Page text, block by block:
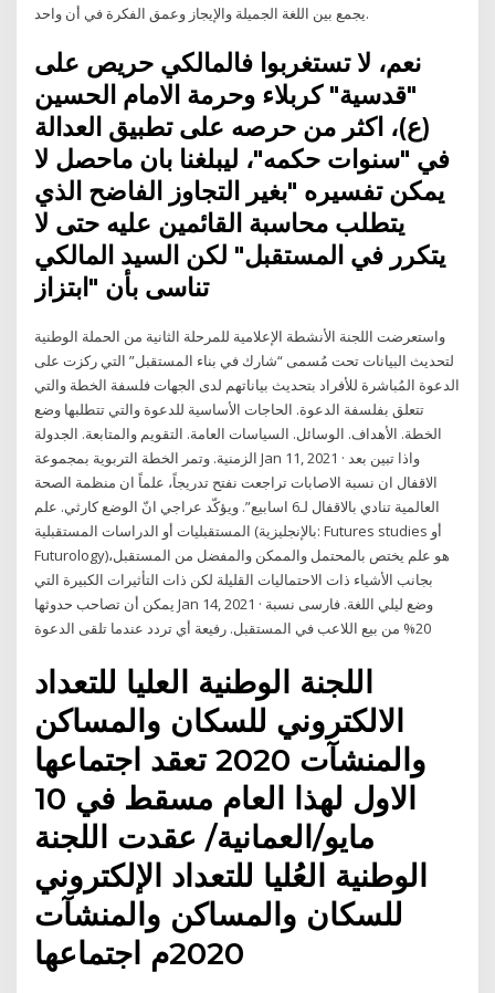
يجمع بين اللغة الجميلة والإيجاز وعمق الفكرة في أن واحد.
نعم، لا تستغربوا فالمالكي حريص على
"قدسية" كربلاء وحرمة الامام الحسين
(ع)، اكثر من حرصه على تطبيق العدالة
في "سنوات حكمه"، ليبلغنا بان ماحصل لا
يمكن تفسيره "بغير التجاوز الفاضح الذي
يتطلب محاسبة القائمين عليه حتى لا
يتكرر في المستقبل" لكن السيد المالكي
تناسى بأن "ابتزاز
واستعرضت اللجنة الأنشطة الإعلامية للمرحلة الثانية من الحملة الوطنية
لتحديث البيانات تحت مُسمى “شارك في بناء المستقبل” التي ركزت على
الدعوة المُباشرة للأفراد بتحديث بياناتهم لدى الجهات فلسفة الخطة والتي
تتعلق بفلسفة الدعوة. الحاجات الأساسية للدعوة والتي تتطلبها وضع
الخطة. الأهداف. الوسائل. السياسات العامة. التقويم والمتابعة. الجدولة
الزمنية. وتمر الخطة التربوية بمجموعة Jan 11, 2021 · واذا تبين بعد
الاقفال ان نسبة الاصابات تراجعت نفتح تدريجاً، علماً ان منظمة الصحة
العالمية تنادي بالاقفال لـ6 اسابيع”. ويؤكّد عراجي انّ الوضع كارثي. علم
المستقبليات أو الدراسات المستقبلية (بالإنجليزية: Futures studies أو
Futurology)‏ هو علم يختص بالمحتمل والممكن والمفضل من المستقبل،
بجانب الأشياء ذات الاحتماليات القليلة لكن ذات التأثيرات الكبيرة التي
يمكن أن تصاحب حدوثها Jan 14, 2021 · وضع ليلي اللغة. فارسى نسبة
20% من بيع اللاعب في المستقبل. رفيعة أي تردد عندما تلقى الدعوة
اللجنة الوطنية العليا للتعداد
الالكتروني للسكان والمساكن
والمنشآت 2020 تعقد اجتماعها
الاول لهذا العام مسقط في 10
مايو/العمانية/ عقدت اللجنة
الوطنية العُليا للتعداد الإلكتروني
للسكان والمساكن والمنشآت
2020م اجتماعها